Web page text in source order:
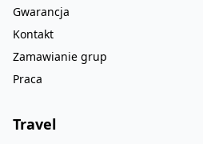
Gwarancja
Kontakt
Zamawianie grup
Praca
Travel